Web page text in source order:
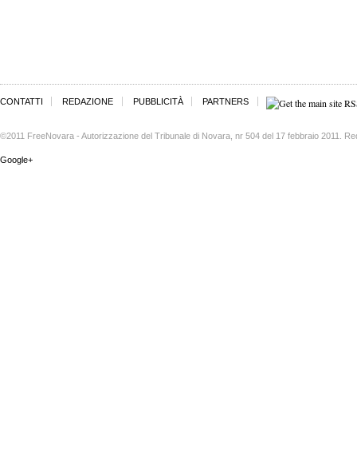
CONTATTI REDAZIONE PUBBLICITÀ PARTNERS
©2011 FreeNovara - Autorizzazione del Tribunale di Novara, nr 504 del 17 febbraio 2011.
Google+